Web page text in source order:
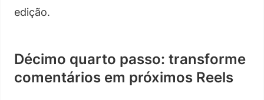
edição.
Décimo quarto passo: transforme
comentários em próximos Reels